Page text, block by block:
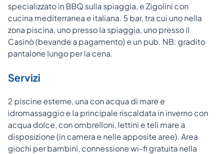
specializzato in BBQ sulla spiaggia, e Zigolini con
cucina mediterranea e italiana. 5 bar, tra cui uno nella
zona piscina, uno presso la spiaggia, uno presso il
Casinò (bevande a pagamento) e un pub. NB: gradito
pantalone lungo per la cena.
Servizi
2 piscine esterne, una con acqua di mare e
idromassaggio e la principale riscaldata in inverno con
acqua dolce, con ombrelloni, lettini e teli mare a
disposizione (in camera e nelle apposite aree). Area
giochi per bambini, connessione wi-fi gratuita nella